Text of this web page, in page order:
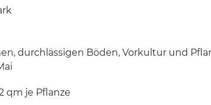
durchlässigen Böden, Vorkultur und
qm je Pflanze